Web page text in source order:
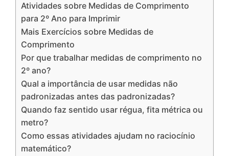
Atividades sobre Medidas de Comprimento
para 2º Ano para Imprimir
Mais Exercícios sobre Medidas de
Comprimento
Por que trabalhar medidas de comprimento no
2º ano?
Qual a importância de usar medidas não
padronizadas antes das padronizadas?
Quando faz sentido usar régua, fita métrica ou
metro?
Como essas atividades ajudam no raciocínio
matemático?